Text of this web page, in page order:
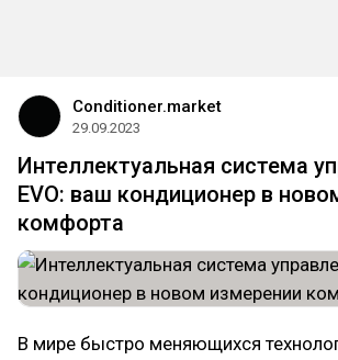
Conditioner.market
29.09.2023
Интеллектуальная система
EVO: ваш кондиционер в
комфорта
В мире быстро меняющихся